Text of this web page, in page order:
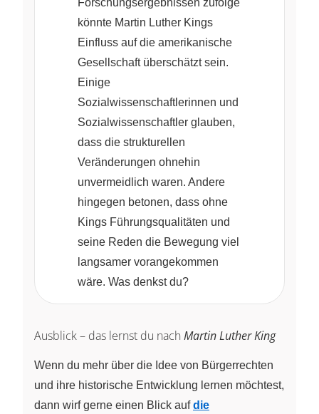
könnte Martin Luther Kings
Einfluss auf die amerikanische
Gesellschaft überschätzt sein.
Einige
Sozialwissenschaftlerinnen und
Sozialwissenschaftler glauben,
dass die strukturellen
Veränderungen ohnehin
unvermeidlich waren. Andere
hingegen betonen, dass ohne
Kings Führungsqualitäten und
seine Reden die Bewegung viel
langsamer vorangekommen
wäre. Was denkst du?
Ausblick – das lernst du nach Martin Luther King
Wenn du mehr über die Idee von Bürgerrechten
und ihre historische Entwicklung lernen möchtest,
dann wirf gerne einen Blick aufdie